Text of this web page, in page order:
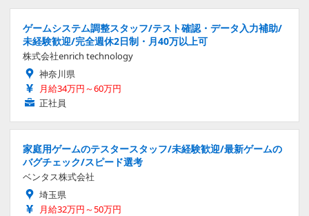
ゲームシステム調整スタッフ/テスト確認・データ入力補助/
未経験歓迎/完全週休2日制・月40万以上可
株式会社enrich technology
神奈川県
月給34万円～60万円
正社員
家庭用ゲームのテスタースタッフ/未経験歓迎/最新ゲームの
バグチェック/スピード選考
ベンタス株式会社
埼玉県
月給32万円～50万円